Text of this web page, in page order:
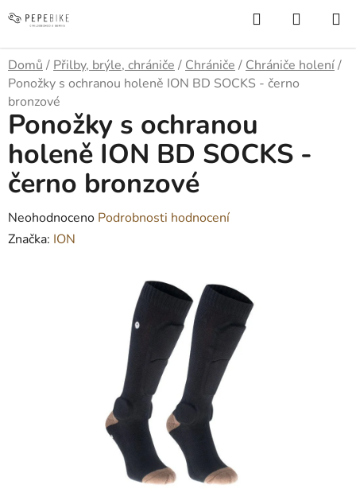
na
Hledat
KOŠÍK
Domů / Přilby, brýle, chrániče / Chrániče / Chrániče holení/
Ponožky s ochranou holeně ION BD SOCKS - černo
bronzové
Ponožky s ochranou
holeně ION BD SOCKS -
černo bronzové
Průměrné
hodnocení
Neohodnoceno Podrobnosti hodnocení
Značka: ION